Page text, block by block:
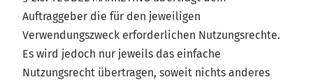
Auftraggeber die für den jeweiligen
Verwendungszweck erforderlichen Nutzungsrechte.
Es wird jedoch nur jeweils das einfache
Nutzungsrecht übertragen, soweit nichts anderes